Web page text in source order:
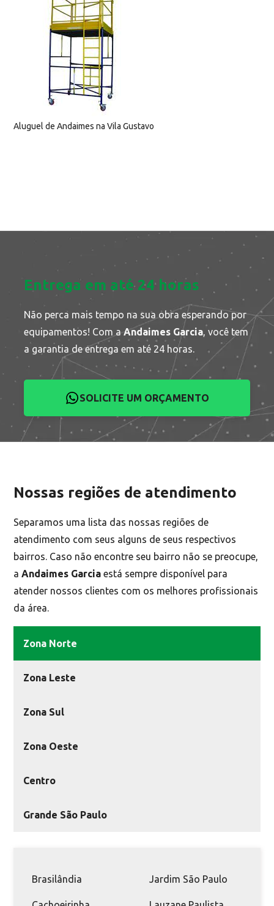
Aluguel de Andaimes na Vila Gustavo
Entrega em até 24 horas
Não perca mais tempo na sua obra esperando por
equipamentos! Com aAndaimes Garcia, você tem
a garantia de entrega em até 24 horas.
SOLICITE UM ORÇAMENTO
Nossas regiões de atendimento
Separamos uma lista das nossas regiões de
atendimento com seus alguns de seus respectivos
bairros. Caso não encontre seu bairro não se preocupe,
aAndaimes Garcia está sempre disponível para
atender nossos clientes com os melhores profissionais
da área.
Zona Norte
Zona Leste
Zona Sul
Zona Oeste
Centro
Grande São Paulo
Brasilândia Jardim São Paulo